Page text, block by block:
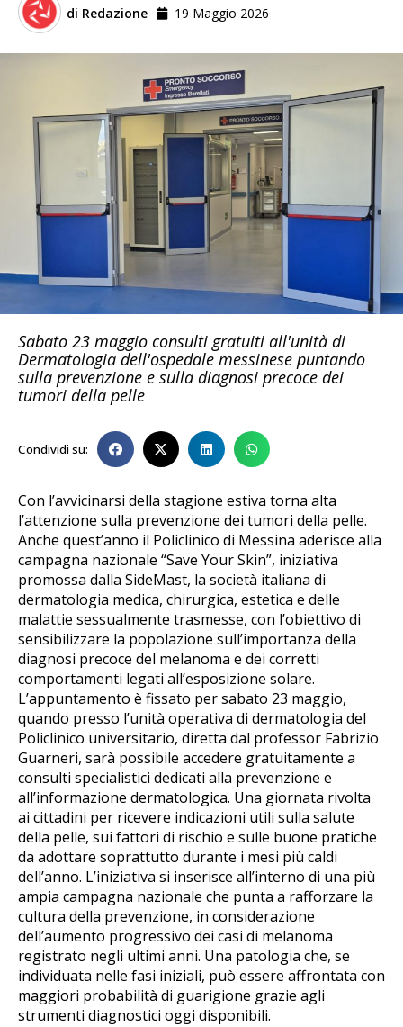
di Redazione 19 Maggio 2026
Sabato 23 maggio consulti gratuiti all'unità di
Dermatologia dell'ospedale messinese puntando
sulla prevenzione e sulla diagnosi precoce dei
tumori della pelle
Condividi su:
Con l’avvicinarsi della stagione estiva torna alta
l’attenzione sulla prevenzione dei tumori della pelle.
Anche quest’anno il Policlinico di Messina aderisce alla
campagna nazionale “Save Your Skin”, iniziativa
promossa dalla SideMast, la società italiana di
dermatologia medica, chirurgica, estetica e delle
malattie sessualmente trasmesse, con l’obiettivo di
sensibilizzare la popolazione sull’importanza della
diagnosi precoce del melanoma e dei corretti
comportamenti legati all’esposizione solare.
L’appuntamento è fissato per sabato 23 maggio,
quando presso l’unità operativa di dermatologia del
Policlinico universitario, diretta dal professor Fabrizio
Guarneri, sarà possibile accedere gratuitamente a
consulti specialistici dedicati alla prevenzione e
all’informazione dermatologica. Una giornata rivolta
ai cittadini per ricevere indicazioni utili sulla salute
della pelle, sui fattori di rischio e sulle buone pratiche
da adottare soprattutto durante i mesi più caldi
dell’anno. L’iniziativa si inserisce all’interno di una più
ampia campagna nazionale che punta a rafforzare la
cultura della prevenzione, in considerazione
dell’aumento progressivo dei casi di melanoma
registrato negli ultimi anni. Una patologia che, se
individuata nelle fasi iniziali, può essere affrontata con
maggiori probabilità di guarigione grazie agli
strumenti diagnostici oggi disponibili.